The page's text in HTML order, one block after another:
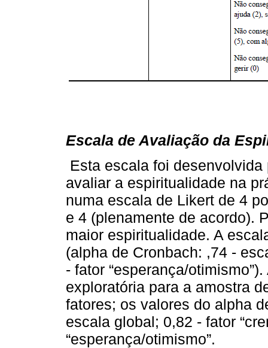
Escala de Avaliação da
Esta escala foi
avaliar a espiritualidade na
numa escala de Likert de 4
e 4 (plenamente de acordo).
maior espiritualidade. A
(alpha de Cronbach: ,74 -
- fator “esperança/
exploratória para a amostra
fatores; os valores do alpha
escala global; 0,82 - fator
“esperança/otimismo”.